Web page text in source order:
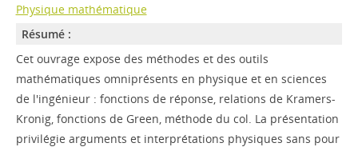
Physique mathématique
Résumé :
Cet ouvrage expose des méthodes et des outils
mathématiques omniprésents en physique et en sciences
de l'ingénieur : fonctions de réponse, relations de Kramers-
Kronig, fonctions de Green, méthode du col. La présentation
privilégie arguments et interprétations physiques sans pour